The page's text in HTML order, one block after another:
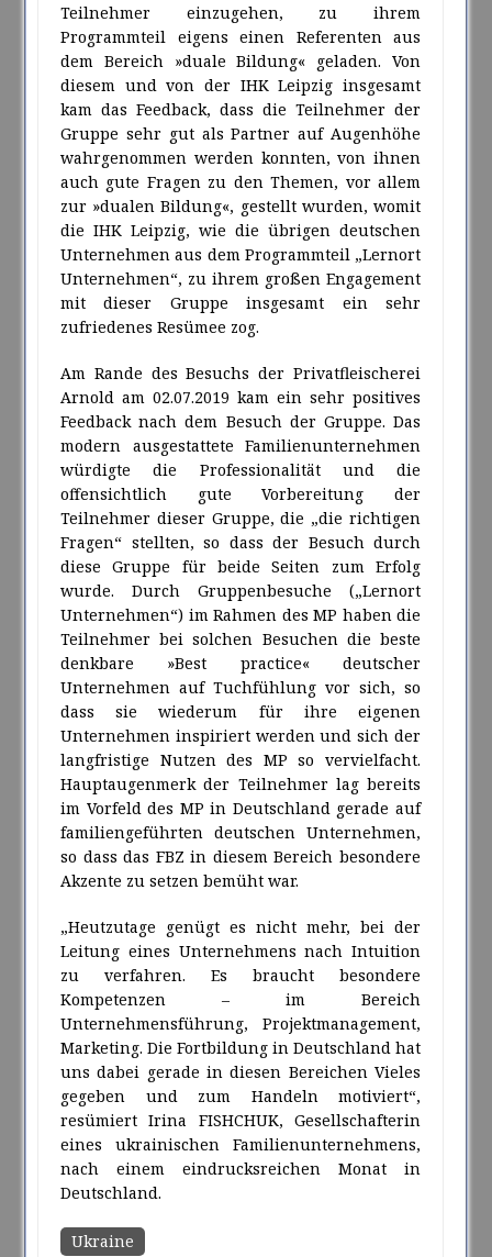
Teilnehmer einzugehen, zu ihrem
Programmteil eigens einen Referenten aus
dem Bereich »duale Bildung« geladen. Von
diesem und von der IHK Leipzig insgesamt
kam das Feedback, dass die Teilnehmer der
Gruppe sehr gut als Partner auf Augenhöhe
wahrgenommen werden konnten, von ihnen
auch gute Fragen zu den Themen, vor allem
zur »dualen Bildung«, gestellt wurden, womit
die IHK Leipzig, wie die übrigen deutschen
Unternehmen aus dem Programmteil „Lernort
Unternehmen“, zu ihrem großen Engagement
mit dieser Gruppe insgesamt ein sehr
zufriedenes Resümee zog.
Am Rande des Besuchs der Privatfleischerei
Arnold am 02.07.2019 kam ein sehr positives
Feedback nach dem Besuch der Gruppe. Das
modern ausgestattete Familienunternehmen
würdigte die Professionalität und die
offensichtlich gute Vorbereitung der
Teilnehmer dieser Gruppe, die „die richtigen
Fragen“ stellten, so dass der Besuch durch
diese Gruppe für beide Seiten zum Erfolg
wurde. Durch Gruppenbesuche („Lernort
Unternehmen“) im Rahmen des MP haben die
Teilnehmer bei solchen Besuchen die beste
denkbare »Best practice« deutscher
Unternehmen auf Tuchfühlung vor sich, so
dass sie wiederum für ihre eigenen
Unternehmen inspiriert werden und sich der
langfristige Nutzen des MP so vervielfacht.
Hauptaugenmerk der Teilnehmer lag bereits
im Vorfeld des MP in Deutschland gerade auf
familiengeführten deutschen Unternehmen,
so dass das FBZ in diesem Bereich besondere
Akzente zu setzen bemüht war.
„Heutzutage genügt es nicht mehr, bei der
Leitung eines Unternehmens nach Intuition
zu verfahren. Es braucht besondere
Kompetenzen – im Bereich
Unternehmensführung, Projektmanagement,
Marketing. Die Fortbildung in Deutschland hat
uns dabei gerade in diesen Bereichen Vieles
gegeben und zum Handeln motiviert“,
resümiert Irina FISHCHUK, Gesellschafterin
eines ukrainischen Familienunternehmens,
nach einem eindrucksreichen Monat in
Deutschland.
Ukraine